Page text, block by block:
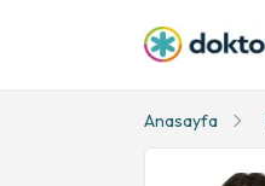
Anasayfa